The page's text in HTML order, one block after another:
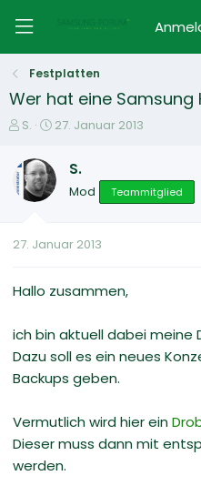
Festplatten
Wer hat eine Samsung
E
s
t
e
e
S.
E
t
t
m
27. Januar 2013
S.
Mod Teammitglied
27. Januar 2013
Hallo zusammen,
ich bin aktuell dabei meine
Dazu soll es ein neues
Backups geben.
Vermutlich wird hier ein
Dieser muss dann mit
werden.